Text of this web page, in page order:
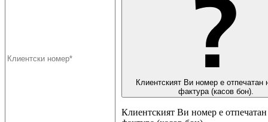
Клиентският Ви номер е отпечатан
фактура (касов бон).
Клиентският Ви номер е отпечатан